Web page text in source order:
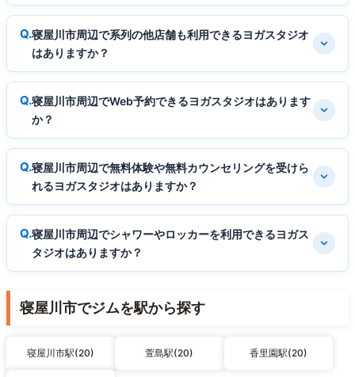
寝屋川市周辺で系列の他店舗も利用できるヨガスタジオ
はありますか？
寝屋川市周辺でWeb予約できるヨガスタジオはあります
か？
寝屋川市周辺で無料体験や無料カウンセリングを受けら
れるヨガスタジオはありますか？
寝屋川市周辺でシャワーやロッカーを利用できるヨガス
タジオはありますか？
寝屋川市でジムを駅から探す
寝屋川市駅(20) 萱島駅(20) 香里園駅(20)